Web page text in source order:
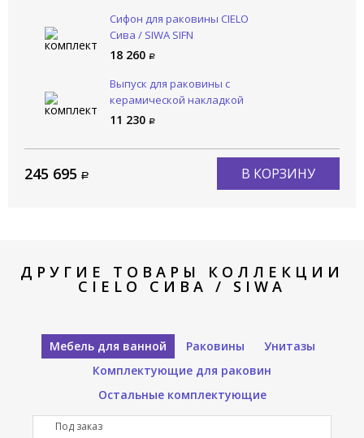
Сифон для раковины CIELO
Сива / SIWA SIFN
18 260
Выпуск для раковины с
керамической накладкой
CIELO Сива / SIWA PIL01NMB
11 230
245 695 В КОРЗИНУ
ДРУГИЕ ТОВАРЫ КОЛЛЕКЦИИ
CIELO СИВА / SIWA
Мебель для ванной Раковины
Унитазы
Комплектующие для раковин
Остальные комплектующие
Под заказ